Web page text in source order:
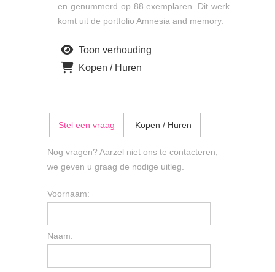
en genummerd op 88 exemplaren. Dit werk
komt uit de portfolio Amnesia and memory.
Toon verhouding
Kopen / Huren
Stel een vraag Kopen / Huren
Nog vragen? Aarzel niet ons te contacteren,
we geven u graag de nodige uitleg.
Voornaam:
Naam: